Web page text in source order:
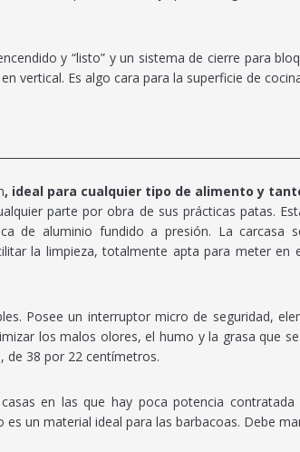
y “listo” y un sistema de cierre para
vertical. Es algo cara para la superficie de
, ideal para cualquier tipo de alimento y
parte por obra de sus prácticas patas.
de aluminio fundido a presión. La carcasa
la limpieza, totalmente apta para meter en
Posee un interruptor micro de seguridad,
los malos olores, el humo y la grasa que
de 38 por 22 centímetros.
en las que hay poca potencia
un material ideal para las barbacoas. Debe